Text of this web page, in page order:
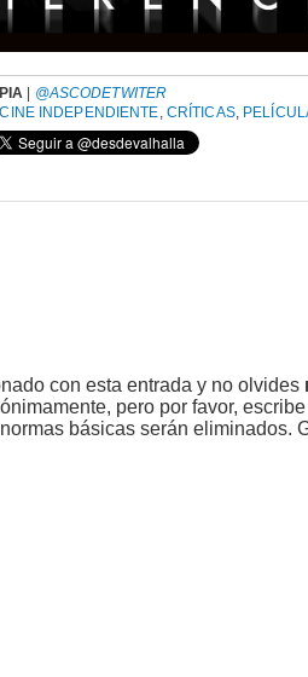
@ASCODETWITER
CINE INDEPENDIENTE, CRÍTICAS,
con esta entrada y no olvides
pero por favor,
básicas serán eliminados.